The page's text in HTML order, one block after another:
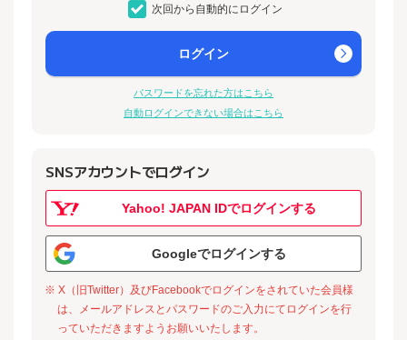
次回から自動的にログイン
ログイン
パスワードを忘れた方はこちら
自動ログインできない場合はこちら
SNSアカウントでログイン
Yahoo! JAPAN IDでログインする
Googleでログインする
※ X（旧Twitter）及びFacebookでログインをされていた会員様
は、メールアドレスとパスワードのご入力にてログインを行
っていただきますようお願いいたします。